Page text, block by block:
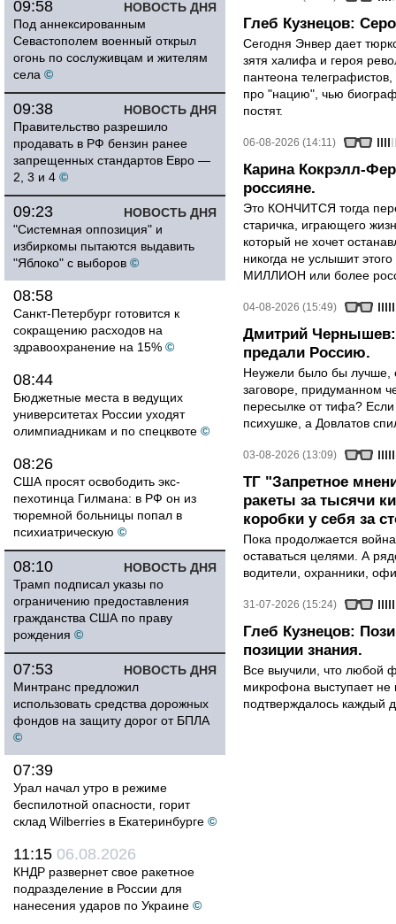
НОВОСТЬ ДНЯ
09:58
Под аннексированным
Севастополем военный открыл
огонь по сослуживцам и жителям
села ©
НОВОСТЬ ДНЯ
09:38
Правительство разрешило
продавать в РФ бензин ранее
запрещенных стандартов Евро —
2, 3 и 4 ©
НОВОСТЬ ДНЯ
09:23
"Системная оппозиция" и
избиркомы пытаются выдавить
"Яблоко" с выборов ©
08:58
Санкт-Петербург готовится к
сокращению расходов на
здравоохранение на 15% ©
08:44
Бюджетные места в ведущих
университетах России уходят
олимпиадникам и по спецквоте ©
08:26
США просят освободить экс-
пехотинца Гилмана: в РФ он из
тюремной больницы попал в
психиатрическую ©
НОВОСТЬ ДНЯ
08:10
Трамп подписал указы по
ограничению предоставления
гражданства США по праву
рождения ©
НОВОСТЬ ДНЯ
07:53
Минтранс предложил
использовать средства дорожных
фондов на защиту дорог от БПЛА
©
07:39
Урал начал утро в режиме
беспилотной опасности, горит
склад Wilberries в Екатеринбурге ©
11:15 06.08.2026
КНДР развернет свое ракетное
подразделение в России для
нанесения ударов по Украине ©
Глеб Кузнецов:
Сегодня Энвер дает
зятя халифа и героя
пантеона
про "нацию", чью
постят.
06-08-2026 (14:11)
Карина Кокрэлл-
россияне.
Это КОНЧИТСЯ тогда
старичка, играющего
который не хочет
никогда не услышит
МИЛЛИОН или более
04-08-2026 (15:49)
Дмитрий Чернышев:
предали Россию.
Неужели было бы лучше,
заговоре, придуманном
пересылке от тифа?
психушке, а Довлатов
03-08-2026 (13:09)
ТГ "Запретное
ракеты за тысячи
коробки у себя за
Пока продолжается
оставаться целями. А
водители, охранники,
31-07-2026 (15:24)
Глеб Кузнецов:
позиции знания.
Все выучили, что любой
микрофона выступает не
подтверждалось каждый